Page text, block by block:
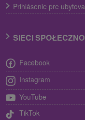
Prihlásenie pre
SIECI
Facebook
Instagram
YouTube
TikTok